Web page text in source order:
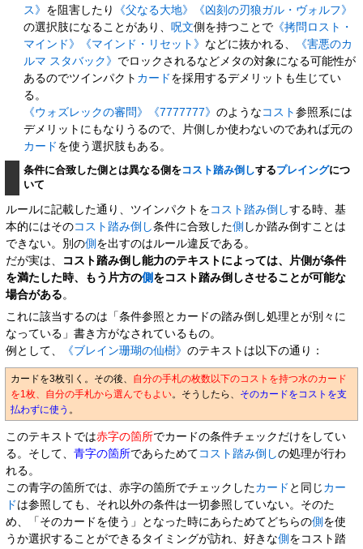
ス》 を阻害したり 《父なる大地》
《凶刻の刃狼ガル・ヴォルフ》
の選択肢になることがあり、 呪文側を持つことで 《拷問ロスト・
マインド》
《マインド・リセット》 などに抜かれる、
《害悪のカ
ルマ スタバック》 でロックされるなどメタの対象になる可能性が
あるのでツインパクト カード を採用するデメリットも生じてい
る。
《ウォズレックの審問》
《7777777》のような コスト参照系には
デメリットにもなりうるので、片側しか使わないのであれば元の
カード を使う選択肢もある。
条件に合致した側とは異なる側をコスト踏み倒しするプレイングにつ
いて
ルールに記載した通り、ツインパクトを コスト踏み倒しする時、基
本的にはそのコスト踏み倒し条件に合致した側 しか踏み倒すことは
できない。別の側を出すのはルール違反である。
だが実は、
コスト踏み倒し能力のテキストによっては、片側が条件
を満たした時、もう片方の側 をコスト踏み倒しさせることが可能な
場合がある 。
これに該当するのは「条件参照とカードの踏み倒し処理とが別々に
なっている」書き方がなされているもの。
例として、
《ブレイン珊瑚の仙樹》のテキストは以下の通り：
カードを3枚引く。その後、 自分の手札の枚数以下のコストを持つ水のカード
を1枚、自分の手札から選んでもよい。そうしたら、 そのカードをコストを支
払わずに使う 。
このテキストでは赤字の箇所でカードの条件チェックだけをしてい
る。そして、青字の箇所であらためて コスト踏み倒しの処理が行わ
れる。
この青字の箇所では、赤字の箇所でチェックしたカード と同じ カー
ド は参照しても、それ以外の条件は一切参照していない。そのた
め、「そのカードを使う」となった時にあらためてどちらの側 を使
うか選択することができるタイミングが訪れ、好きな側 をコスト踏